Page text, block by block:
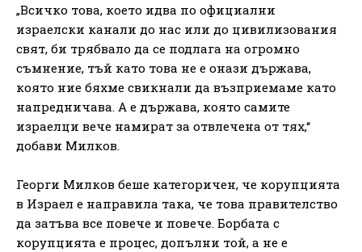
„Всичко това, което идва по официални
израелски канали до нас или до цивилизования
свят, би трябвало да се подлага на огромно
съмнение, тъй като това не е онази държава,
която ние бяхме свикнали да възприемаме като
напредничава. А е държава, която самите
израелци вече намират за отвлечена от тях,“
добави Милков.
Георги Милков беше категоричен, че корупцията
в Израел е направила така, че това правителство
да затъва все повече и повече. Борбата с
корупцията е процес, допълни той, а не е